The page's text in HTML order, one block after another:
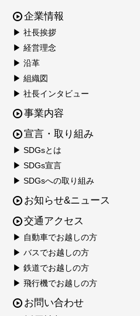
企業情報
▶ 社長挨拶
▶ 経営理念
▶ 沿革
▶ 組織図
▶ 社長インタビュー
事業内容
宣言・取り組み
▶ SDGsとは
▶ SDGs宣言
▶ SDGsへの取り組み
お知らせ&ニュース
交通アクセス
▶ 自動車でお越しの方
▶ バスでお越しの方
▶ 鉄道でお越しの方
▶ 飛行機でお越しの方
お問い合わせ